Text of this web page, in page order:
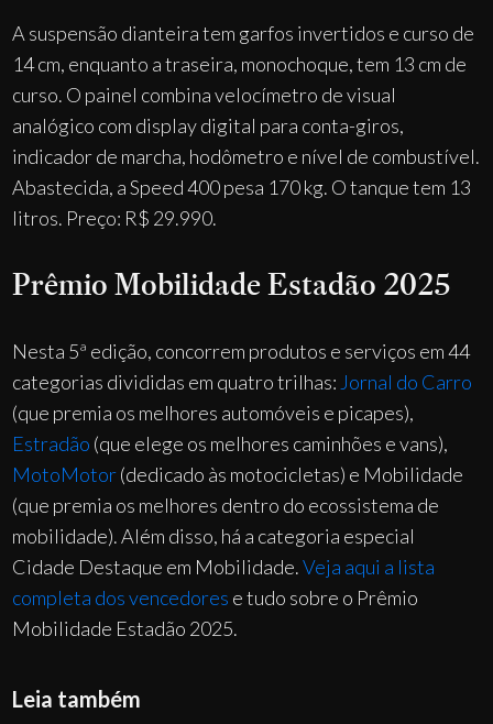
A suspensão dianteira tem garfos invertidos e curso de
14 cm, enquanto a traseira, monochoque, tem 13 cm de
curso. O painel combina velocímetro de visual
analógico com display digital para conta-giros,
indicador de marcha, hodômetro e nível de combustível.
Abastecida, a Speed 400 pesa 170 kg. O tanque tem 13
litros. Preço: R$ 29.990.
Prêmio Mobilidade Estadão 2025
Nesta 5ª edição, concorrem produtos e serviços em 44
categorias divididas em quatro trilhas: Jornal do Carro
(que premia os melhores automóveis e picapes),
Estradão (que elege os melhores caminhões e vans),
MotoMotor(dedicado às motocicletas) e Mobilidade
(que premia os melhores dentro do ecossistema de
mobilidade). Além disso, há a categoria especial
Cidade Destaque em Mobilidade.Veja aqui a lista
completa dos vencedores e tudo sobre o Prêmio
Mobilidade Estadão 2025.
Leia também